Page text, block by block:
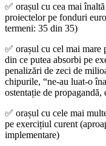
✅ orașul cu cea mai
proiectelor pe fonduri
termeni: 35 din 35)
✅ orașul cu cel mai mare
din ce putea absorbi pe
penalizări de zeci de
chipurile, “ne-au luat-o
ostentație de propagandă,
✅ orașul cu cele mai
pe exercițiul curent
implementare)